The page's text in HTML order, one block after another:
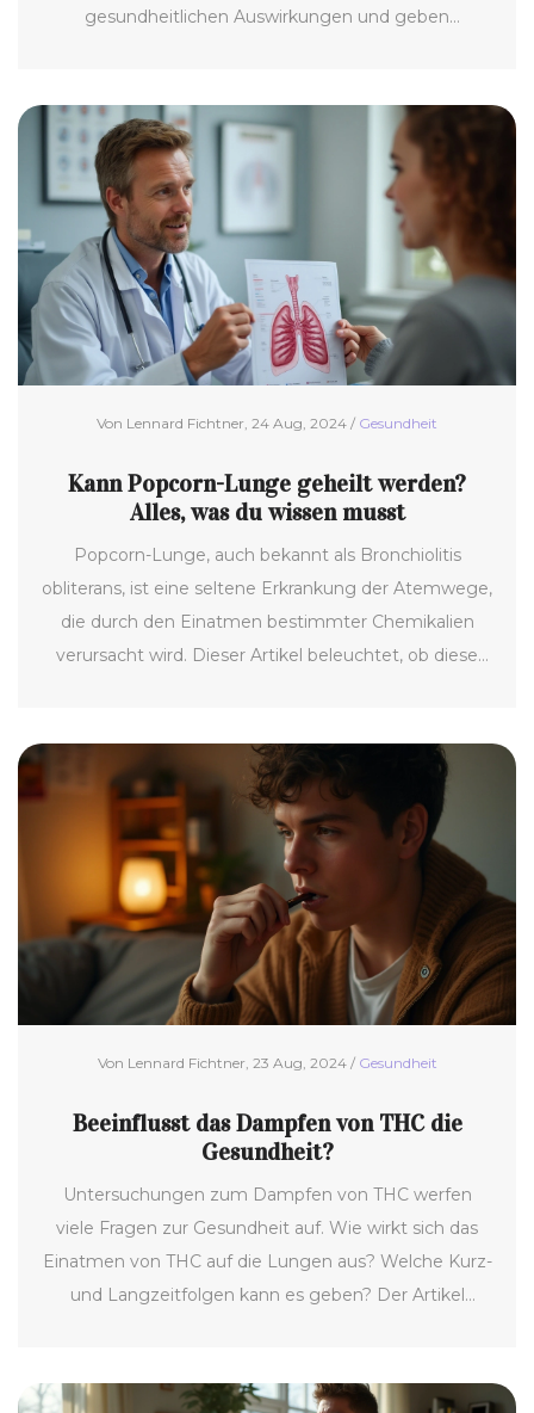
gesundheitlichen Auswirkungen und geben
Missverständnisse rund um das Thema aufgedeckt.
Von Lennard Fichtner, 24 Aug, 2024 / Gesundheit
Kann Popcorn-Lunge geheilt werden?
Alles, was du wissen musst
Popcorn-Lunge, auch bekannt als Bronchiolitis
obliterans, ist eine seltene Erkrankung der Atemwege,
die durch den Einatmen bestimmter Chemikalien
verursacht wird. Dieser Artikel beleuchtet, ob diese
werfen auch einen Blick auf interessante Fakten und
hilfreiche Tipps zur Prävention und zum Leben mit
der Krankheit.
Von Lennard Fichtner, 23 Aug, 2024 / Gesundheit
Beeinflusst das Dampfen von THC die
Gesundheit?
Untersuchungen zum Dampfen von THC werfen
viele Fragen zur Gesundheit auf. Wie wirkt sich das
Einatmen von THC auf die Lungen aus? Welche Kurz-
und Langzeitfolgen kann es geben? Der Artikel